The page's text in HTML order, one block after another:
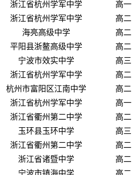
浙江省杭州学军中学
高一
浙江省杭州学军中学
高二
海亮高级中学
高二
平阳县浙鳌高级中学
高二
宁波市效实中学
高三
浙江省杭州学军中学
高二
杭州市富阳区江南中学
高二
浙江省杭州学军中学
高一
浙江省衢州第二中学
高二
玉环县玉环中学
高三
浙江省衢州第二中学
高二
浙江省诸暨中学
高二
宁波市镇海中学
高二